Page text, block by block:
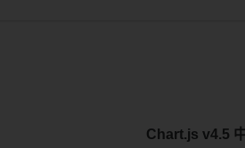
Chart.js v4.5